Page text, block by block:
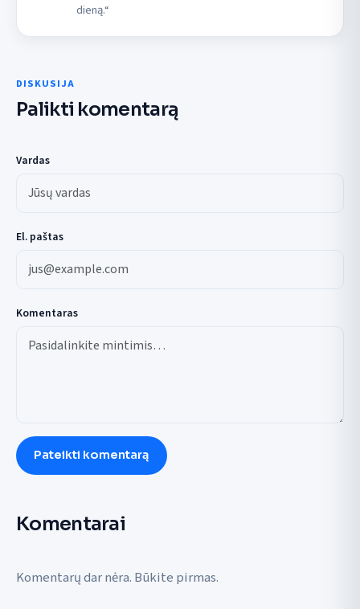
dieną.“
DISKUSIJA
Palikti komentarą
Vardas
El. paštas
Komentaras
Pateikti komentarą
Komentarai
Komentarų dar nėra. Būkite pirmas.